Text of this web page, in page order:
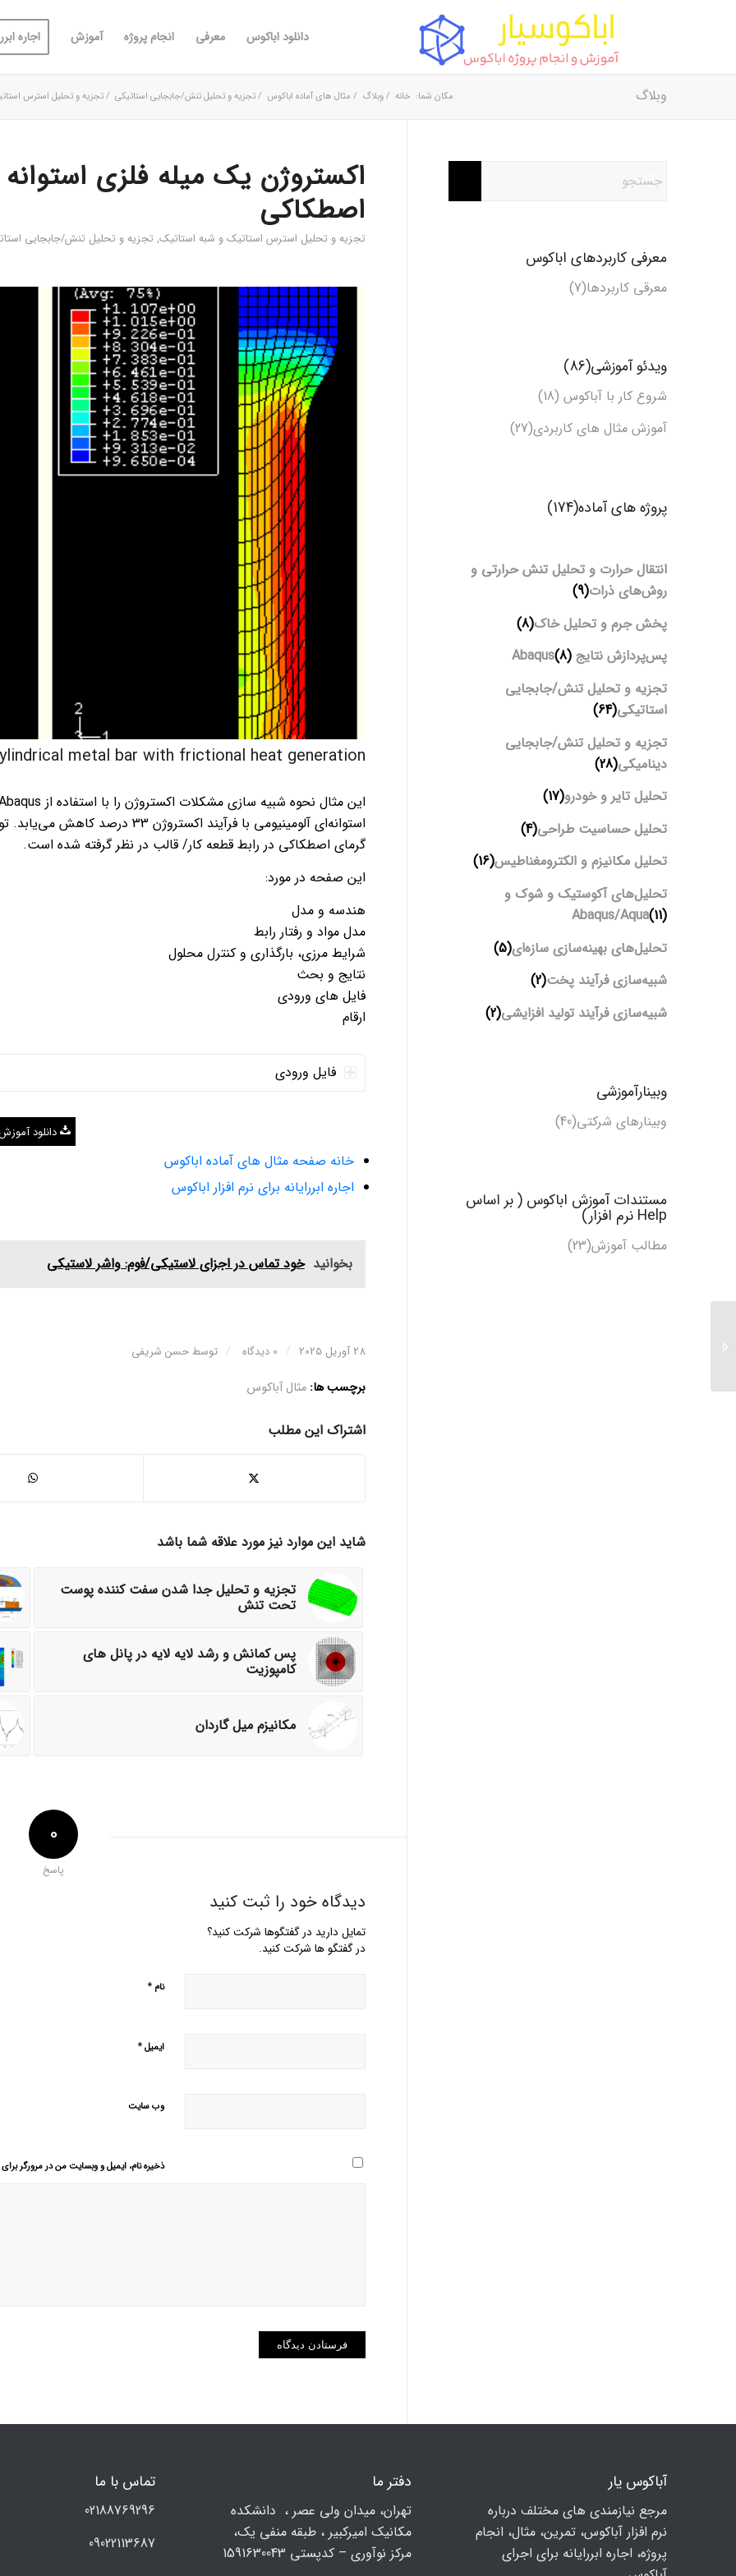
دانلود اباکوس معرفی انجام پروژه آموزش اجاره
وبلاگ مکان شما: خانه /وبلاگ / مثال های آماده اباکوس /تجزیه و تحلیل تنش/جابجایی استاتیکی /تجزیه و تحلیل استرس
اکستروژن یک میله فلزی
اصطکاکی
تجزیه و تحلیل استرس استاتیک و شبه استاتیک, تجزیه و تحلیل تنش/جابجایی
metal bar with frictional heat generation
استوانه‌ای آلومینیومی با فرآیند
گرمای اصطکاکی در رابط قطعه کار/ قالب در نظر گرفته شده است.
این صفحه در مورد:
هندسه و مدل
مدل مواد و رفتار رابط
شرایط مرزی، بارگذاری و کنترل محلول
نتایج و بحث
فایل های ورودی
ارقام
فایل ورودی
دانلود
خانه صفحه مثال های آماده اباکوس
اجاره ابررایانه برای نرم افزار اباکوس
بخوانید خود تماس در اجزای لاستیکی/فوم: واشر لاستیکی
28 آوریل 2025 / 0 دیدگاه / توسطحسن شریفی
برچسب ها: مثال آباکوس
اشتراک این مطلب
شاید این موارد نیز مورد علاقه شما باشد
تجزیه و تحلیل جدا شدن سفت کننده پوست
تحت تنش
پس کمانش و رشد لایه لایه در پانل های
کامپوزیت
مکانیزم میل گاردان
0
پاسخ
دیدگاه خود را ثبت کنید
تمایل دارید در گفتگوها شرکت کنید؟
در گفتگو ها شرکت کنید.
نام*
ایمیل*
وب‌ سایت
ذخیره نام، ایمیل و وبسایت من در مرورگر
معرفی کاربردهای اباکوس
معرقی کاربردها(7)
ویدئو آموزشی(86)
شروع کار با آباکوس (18)
آموزش مثال های کاربردی(27)
پروژه های آماده(174)
انتقال حرارت و تحلیل تنش حرارتی و
روش‌های ذرات(9)
پخش جرم و تحلیل خاک(8)
پس‌پردازش نتایج Abaqus (8)
تجزیه و تحلیل تنش/جابجایی
استاتیکی(64)
تجزیه و تحلیل تنش/جابجایی
دینامیکی(28)
تحلیل تایر و خودرو(17)
تحلیل حساسیت طراحی(4)
تحلیل مکانیزم و الکترومغناطیس(16)
تحلیل‌های آکوستیک و شوک و
Abaqus/Aqua(11)
تحلیل‌های بهینه‌سازی سازه‌ای(5)
شبیه‌سازی فرآیند پخت(2)
شبیه‌سازی فرآیند تولید افزایشی(2)
وبینارآموزشی
وبینارهای شرکتی(40)
مستندات آموزش اباکوس ( بر اساس
Help نرم افزار)
مطالب آموزش(23)
آباکوس یار
مرجع نیازمندی های مختلف درباره
نرم افزار آباکوس، تمرین، مثال، انجام
پروژه، اجاره ابررایانه برای اجرای
دفتر ما
تهران، ميدان ولي عصر ، دانشکده
مكانيك امیرکبیر ، طبقه منفی یک،
مرکز نوآوری – کدپستی 1591630043
تماس با ما
02188769296
09022113687